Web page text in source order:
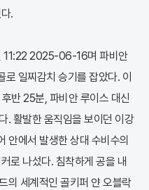
.
11:22 2025-06-16며 파비안
일찌감치 승기를 잡았다. 이
반 25분, 파비안 루이스 대신
. 활발한 움직임을 보이던 이강
안에서 발생한 상대 수비수의
로 나섰다. 침착하게 공을 내
의 세계적인 골키퍼 얀 오블락